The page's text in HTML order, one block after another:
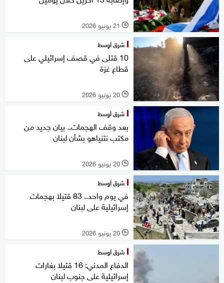
l 21 يونيو 2026
شرق أوسط
10 قتلى في قصف إسرائيلي على
قطاع غزة
l 20 يونيو 2026
شرق أوسط
بعد وقف الهجمات.. بيان جديد من
مكتب نتنياهو بشأن لبنان
l 20 يونيو 2026
شرق أوسط
في يوم واحد.. 83 قتيلا بهجمات
إسرائيلية على لبنان
l 20 يونيو 2026
شرق أوسط
الدفاع المدني: 16 قتيلا بغارات
إسرائيلية على جنوب لبنان